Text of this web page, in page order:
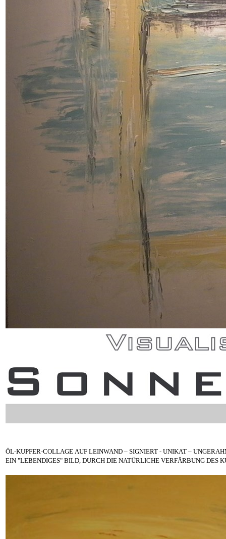
ÖL-KUPFER-COLLAGE AUF LEINWAND – SIGNIERT - UNIKAT –
EIN "LEBENDIGES" BILD, DURCH DIE NATÜRLICHE VERFÄRBUNG DES